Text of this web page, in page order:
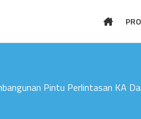
Pintu Perlintasan KA